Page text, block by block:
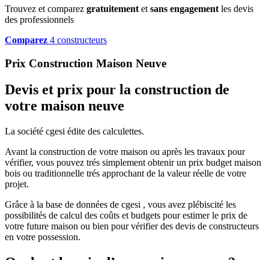
Trouvez et comparez gratuitement et sans engagement les devis
des professionnels
Comparez 4 constructeurs
Prix Construction Maison Neuve
Devis et prix pour la construction de
votre maison neuve
La société cgesi édite des calculettes.
Avant la construction de votre maison ou après les travaux pour
vérifier, vous pouvez trés simplement obtenir un prix budget maison
bois ou traditionnelle trés approchant de la valeur réelle de votre
projet.
Grâce à la base de données de cgesi , vous avez plébiscité les
possibilités de calcul des coûts et budgets pour estimer le prix de
votre future maison ou bien pour vérifier des devis de constructeurs
en votre possession.